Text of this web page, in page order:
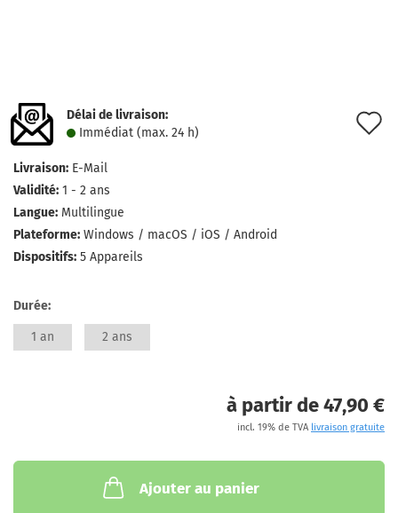
Délai de livraison:
Immédiat (max. 24 h)
Livraison: E-Mail
Validité: 1 - 2 ans
Langue: Multilingue
Plateforme: Windows / macOS / iOS / Android
Dispositifs: 5 Appareils
Durée:
1 an 2 ans
à partir de 47,90 €
incl. 19% de TVA livraison gratuite
Ajouter au panier